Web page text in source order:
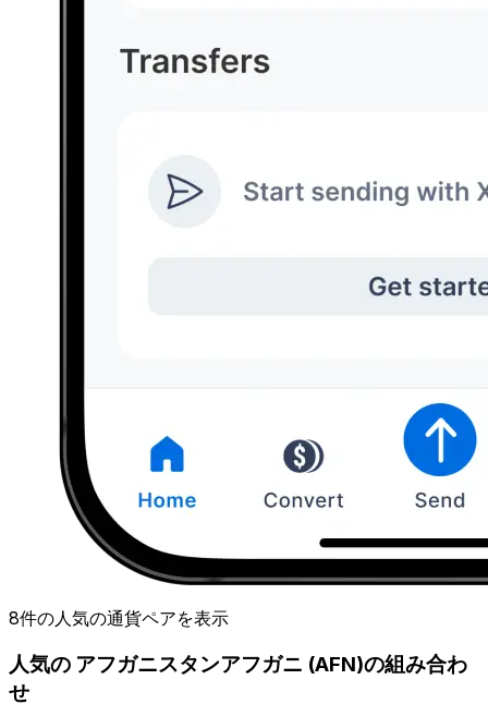
8件の人気の通貨ペアを表示
人気の アフガニスタンアフガニ (AFN)の組み合わ
せ